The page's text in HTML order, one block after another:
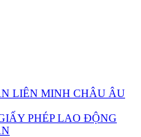
LIÊN MINH CHÂU ÂU
PHÉP LAO ĐỘNG